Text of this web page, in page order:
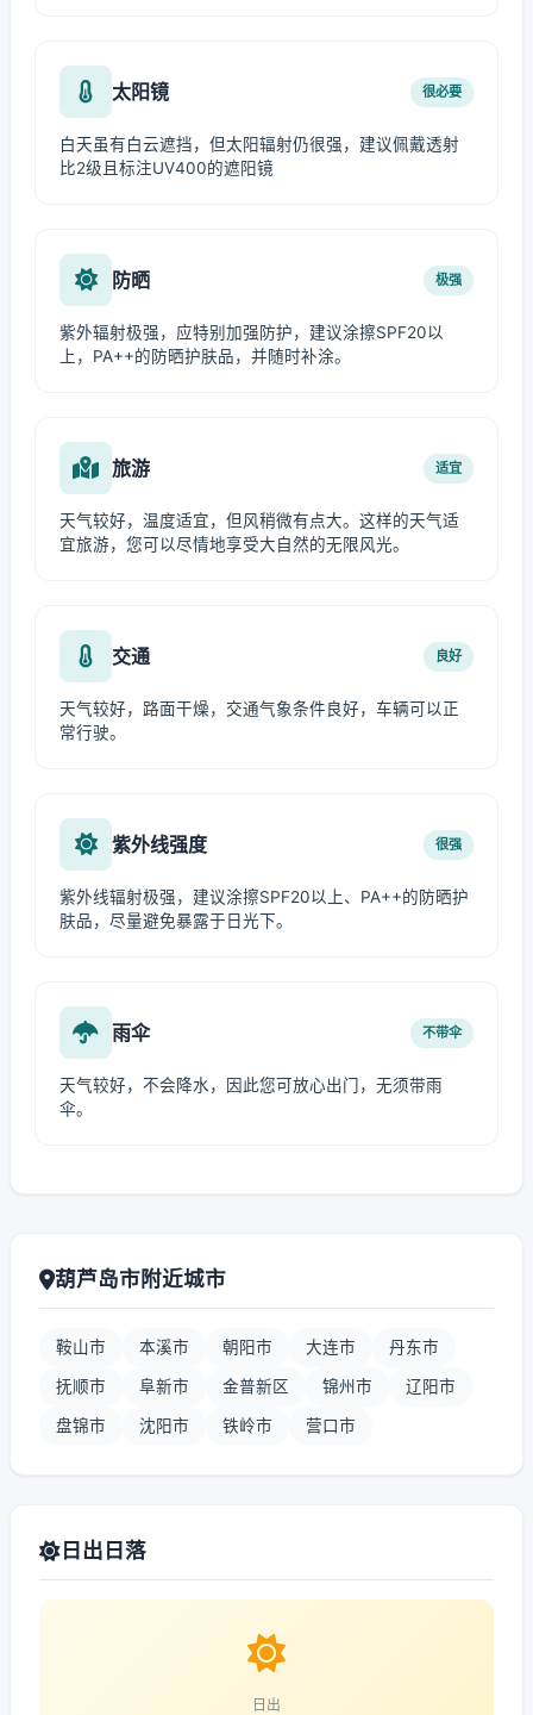
太阳镜 很必要
白天虽有白云遮挡，但太阳辐射仍很强，建议佩戴透射
比2级且标注UV400的遮阳镜
防晒 极强
紫外辐射极强，应特别加强防护，建议涂擦SPF20以
上，PA++的防晒护肤品，并随时补涂。
旅游 适宜
天气较好，温度适宜，但风稍微有点大。这样的天气适
宜旅游，您可以尽情地享受大自然的无限风光。
交通 良好
天气较好，路面干燥，交通气象条件良好，车辆可以正
常行驶。
紫外线强度 很强
紫外线辐射极强，建议涂擦SPF20以上、PA++的防晒护
肤品，尽量避免暴露于日光下。
雨伞 不带伞
天气较好，不会降水，因此您可放心出门，无须带雨
伞。
葫芦岛市附近城市
鞍山市 本溪市 朝阳市 大连市 丹东市
抚顺市 阜新市 金普新区 锦州市 辽阳市
盘锦市 沈阳市 铁岭市 营口市
日出日落
日出